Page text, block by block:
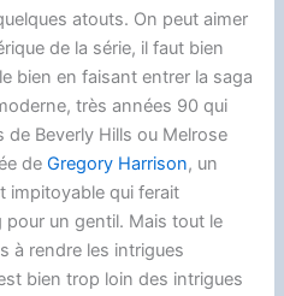
atouts. On peut aimer
de la série, il faut bien
bien en faisant entrer la saga
très années 90 qui
de Beverly Hills ou Melrose
deGregory Harrison, un
impitoyable qui ferait
pour un gentil. Mais tout le
à rendre les intrigues
bien trop loin des intrigues